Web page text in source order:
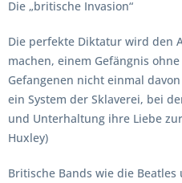
Die „britische Invasion“
Die perfekte Diktatur wird den
machen, einem Gefängnis
Gefangenen nicht einmal
ein System der Sklaverei, bei
und Unterhaltung ihre Liebe
Huxley)
Britische Bands wie die